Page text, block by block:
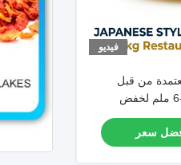
فيديو
من قبل
هاكسبي الحلال بحجم 4-6 ملم لخفض
المقلية
سعر